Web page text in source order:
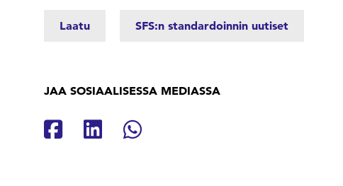
Laatu SFS:n standardoinnin uutiset
JAA SOSIAALISESSA MEDIASSA
Jaa Facebookissa
Jaa Linkedinissä
Jaa Whatsappissa